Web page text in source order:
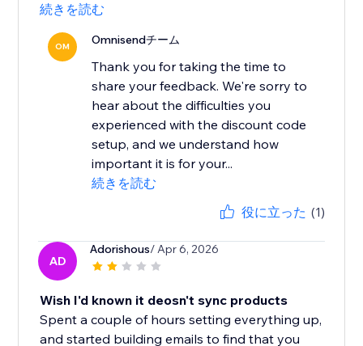
続きを読む
OM Omnisendチーム
Thank you for taking the time to
share your feedback. We're sorry to
hear about the difficulties you
experienced with the discount code
setup, and we understand how
important it is for your...
続きを読む
役に立った (1)
AD
Adorishous/ Apr 6, 2026
Wish I'd known it deosn't sync products
Spent a couple of hours setting everything up,
and started building emails to find that you